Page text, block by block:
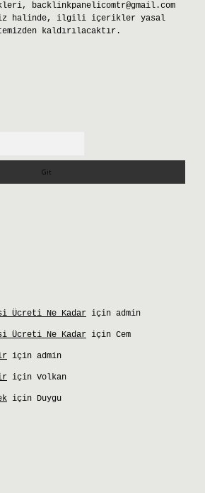
backlinkpanelicomtr@gmail.com
halinde, ilgili içerikler yasal
kaldırılacaktır.
Ücreti Ne Kadar için admin
Ücreti Ne Kadar için Cem
için admin
için Volkan
için Duygu